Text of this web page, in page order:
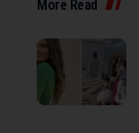
More Read